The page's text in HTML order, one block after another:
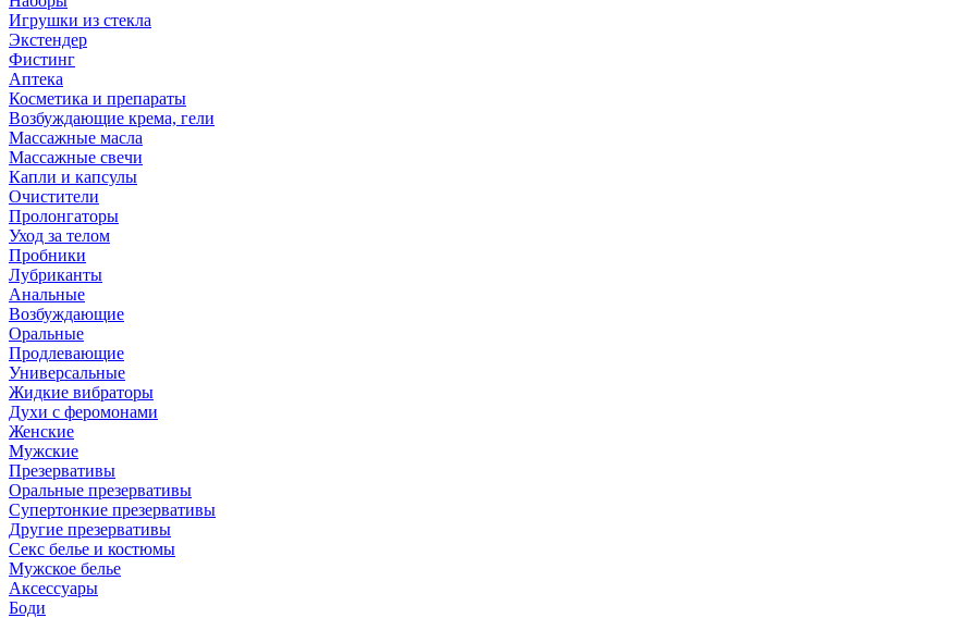
Игрушки из стекла
Экстендер
Фистинг
Аптека
Косметика и препараты
Возбуждающие крема, гели
Массажные масла
Массажные свечи
Капли и капсулы
Очистители
Пролонгаторы
Уход за телом
Пробники
Лубриканты
Анальные
Возбуждающие
Оральные
Продлевающие
Универсальные
Жидкие вибраторы
Духи с феромонами
Женские
Мужские
Презервативы
Оральные презервативы
Супертонкие презервативы
Другие презервативы
Секс белье и костюмы
Мужское белье
Аксессуары
Боди